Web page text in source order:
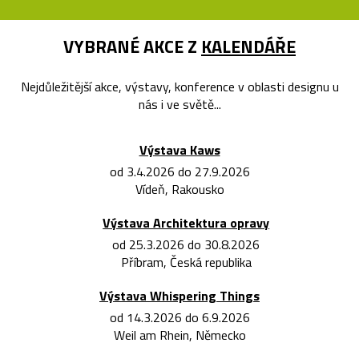
VYBRANÉ AKCE Z KALENDÁŘE
Nejdůležitější akce, výstavy, konference v oblasti designu u
nás i ve světě...
Výstava Kaws
od 3.4.2026 do 27.9.2026
Vídeň, Rakousko
Výstava Architektura opravy
od 25.3.2026 do 30.8.2026
Příbram, Česká republika
Výstava Whispering Things
od 14.3.2026 do 6.9.2026
Weil am Rhein, Německo